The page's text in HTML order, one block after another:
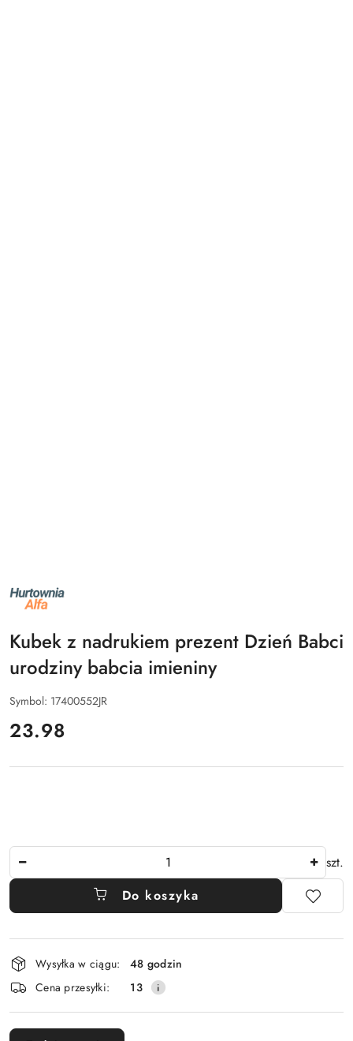
NAZWA
PRODUCENTA:
ALFA
Kubek z nadrukiem prezent Dzień Babci
urodziny babcia imieniny
Symbol: 17400552JR
cena:
23.98
szt.
Do koszyka
Dostępność
i
dostawa
Wysyłka w ciągu:
48 godzin
Cena przesyłki:
13